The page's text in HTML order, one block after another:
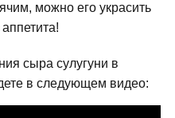
можно его украсить
сыра сулугуни в
в следующем видео: